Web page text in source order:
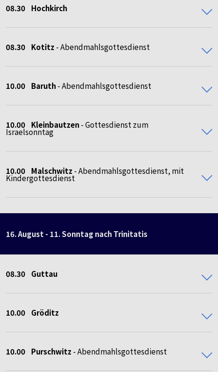
08.30 Hochkirch
08.30 Kotitz - Abendmahlsgottesdienst
10.00 Baruth- Abendmahlsgottesdienst
10.00 Kleinbautzen- Gottesdienst zum
Israelsonntag
10.00 Malschwitz - Abendmahlsgottesdienst, mit
Kindergottesdienst
16. August - 11. Sonntag nach Trinitatis
08.30 Guttau
10.00 Gröditz
10.00 Purschwitz - Abendmahlsgottesdienst